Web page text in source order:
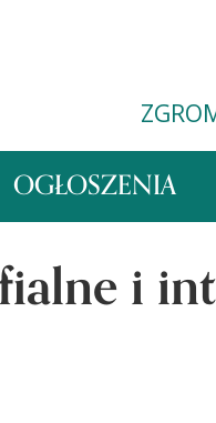
OGŁOSZENIA
i